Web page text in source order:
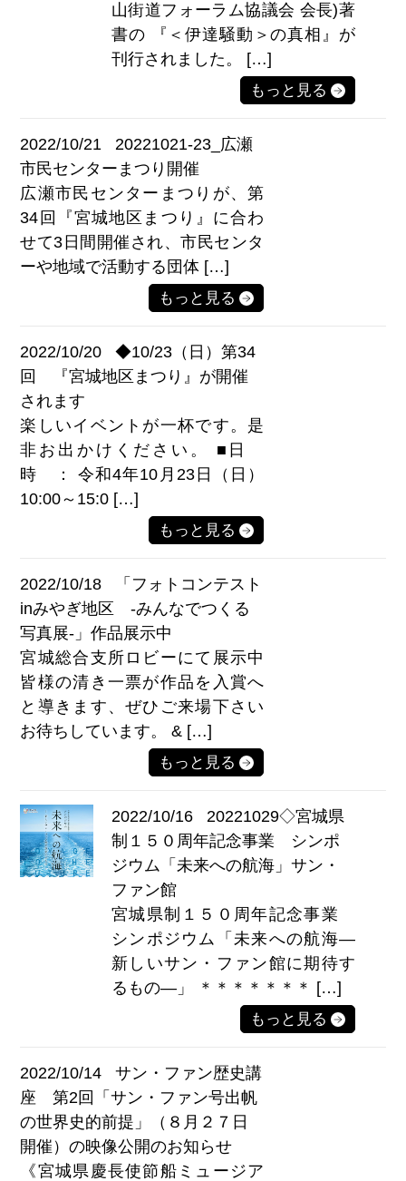
山街道フォーラム協議会 会長)著
書の 『＜伊達騒動＞の真相』が
刊行されました。 […]
もっと見る
2022/10/21
20221021-23_広瀬
市民センターまつり開催
広瀬市民センターまつりが、第
34回『宮城地区まつり』に合わ
せて3日間開催され、市民センタ
ーや地域で活動する団体 […]
もっと見る
2022/10/20
◆10/23（日）第34
回 『宮城地区まつり』が開催
されます
楽しいイベントが一杯です。是
非お出かけください。 ■日
時 ： 令和4年10月23日（日）
10:00～15:0 […]
もっと見る
2022/10/18
「フォトコンテスト
inみやぎ地区 ‑みんなでつくる
写真展‑」作品展示中
宮城総合支所ロビーにて展示中
皆様の清き一票が作品を入賞へ
と導きます、ぜひご来場下さい
お待ちしています。 & […]
もっと見る
2022/10/16
20221029◇宮城県
制１５０周年記念事業 シンポ
ジウム「未来への航海」サン・
ファン館
宮城県制１５０周年記念事業
シンポジウム「未来への航海―
新しいサン・ファン館に期待す
るもの―」 ＊＊＊＊＊＊＊ […]
もっと見る
2022/10/14
サン・ファン歴史講
座 第2回「サン・ファン号出帆
の世界史的前提」（８月２７日
開催）の映像公開のお知らせ
《宮城県慶長使節船ミュージア